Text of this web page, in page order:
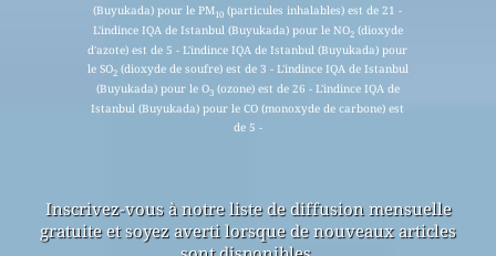
(Buyukada) pour le PM10 (particules inhalables) est de 21 -
L'indince IQA de Istanbul (Buyukada) pour le NO2(dioxyde
d'azote) est de 5 - L'indince IQA de Istanbul (Buyukada) pour
le SO2(dioxyde de soufre) est de 3 - L'indince IQA de Istanbul
(Buyukada) pour le O3(ozone) est de 26 - L'indince IQA de
Istanbul (Buyukada) pour le CO (monoxyde de carbone) est
de 5 -
Inscrivez-vous à notre liste de diffusion mensuelle
gratuite et soyez averti lorsque de nouveaux articles